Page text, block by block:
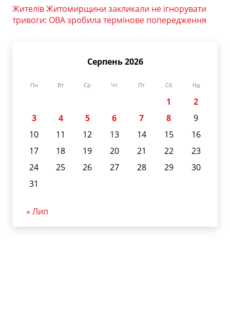
Жителів Житомирщини закликали не ігнорувати
тривоги: ОВА зробила термінове попередження
Серпень 2026
Пн Вт Ср Чт Пт Сб Нд
1
2
3
4 5 6 7 8
9
10
11 12 13 14 15
16
17
18 19 20 21 22
23
24
25 26 27 28 29
30
31
« Лип